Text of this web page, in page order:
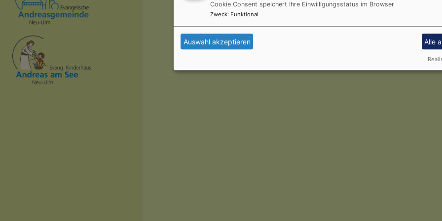
Cookie Consent speichert Ihre Einwilligungsstatus im Browser
Zweck: Funktional
Auswahl akzeptieren Alle